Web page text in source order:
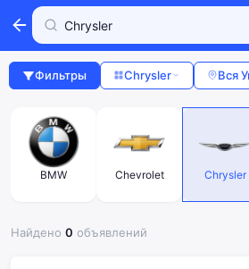
Фильтры Chrysler Вся
BMW Chevrolet Chrysler
Найдено 0 объявлений